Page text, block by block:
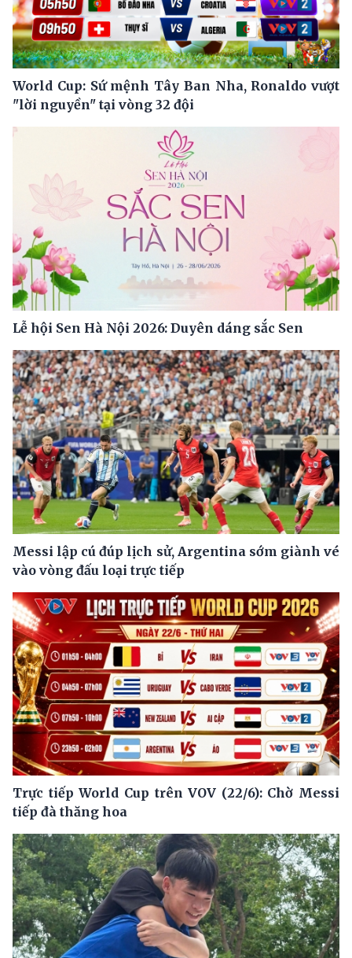
World Cup: Sứ mệnh Tây Ban Nha, Ronaldo vượt
"lời nguyền" tại vòng 32 đội
Lễ hội Sen Hà Nội 2026: Duyên dáng sắc Sen
Messi lập cú đúp lịch sử, Argentina sớm giành vé
vào vòng đấu loại trực tiếp
Trực tiếp World Cup trên VOV (22/6): Chờ Messi
tiếp đà thăng hoa